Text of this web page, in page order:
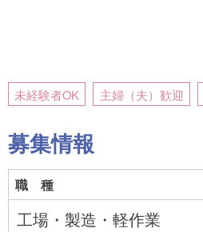
未経験者OK 主婦（夫）歓迎
募集情報
職 種
工場・製造・軽作業